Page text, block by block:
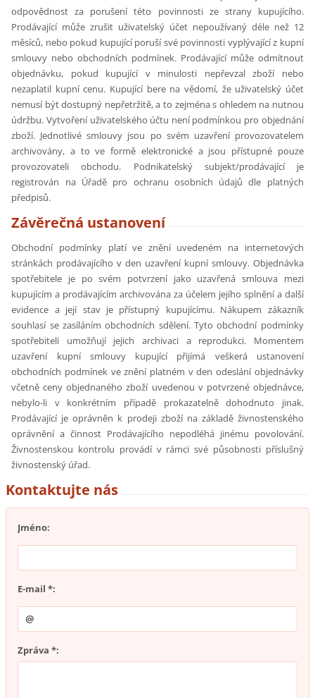
odpovědnost za porušení této povinnosti ze strany kupujícího.
Prodávající může zrušit uživatelský účet nepoužívaný déle než 12
měsíců, nebo pokud kupující poruší své povinnosti vyplývající z kupní
smlouvy nebo obchodních podmínek. Prodávající může odmítnout
objednávku, pokud kupující v minulosti nepřevzal zboží nebo
nezaplatil kupní cenu. Kupující bere na vědomí, že uživatelský účet
nemusí být dostupný nepřetržitě, a to zejména s ohledem na nutnou
údržbu. Vytvoření uživatelského účtu není podmínkou pro objednání
zboží. Jednotlivé smlouvy jsou po svém uzavření provozovatelem
archivovány, a to ve formě elektronické a jsou přístupné pouze
provozovateli obchodu. Podnikatelský subjekt/prodávající je
registrován na Úřadě pro ochranu osobních údajů dle platných
předpisů.
Závěrečná ustanovení
Obchodní podmínky platí ve znění uvedeném na internetových
stránkách prodávajícího v den uzavření kupní smlouvy. Objednávka
spotřebitele je po svém potvrzení jako uzavřená smlouva mezi
kupujícím a prodávajícím archivována za účelem jejího splnění a další
evidence a její stav je přístupný kupujícímu. Nákupem zákazník
souhlasí se zasíláním obchodních sdělení. Tyto obchodní podmínky
spotřebiteli umožňují jejich archivaci a reprodukci. Momentem
uzavření kupní smlouvy kupující přijímá veškerá ustanovení
obchodních podmínek ve znění platném v den odeslání objednávky
včetně ceny objednaného zboží uvedenou v potvrzené objednávce,
nebylo-li v konkrétním případě prokazatelně dohodnuto jinak.
Prodávající je oprávněn k prodeji zboží na základě živnostenského
oprávnění a činnost Prodávajícího nepodléhá jinému povolování.
Živnostenskou kontrolu provádí v rámci své působnosti příslušný
živnostenský úřad.
Kontaktujte nás
Jméno:
E-mail *:
Zpráva *: